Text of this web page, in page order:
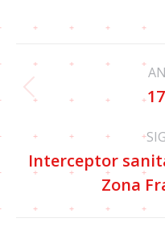
Interceptor
Zona